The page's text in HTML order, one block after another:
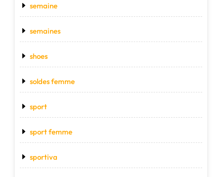
semaine
semaines
shoes
soldes femme
sport
sport femme
sportiva